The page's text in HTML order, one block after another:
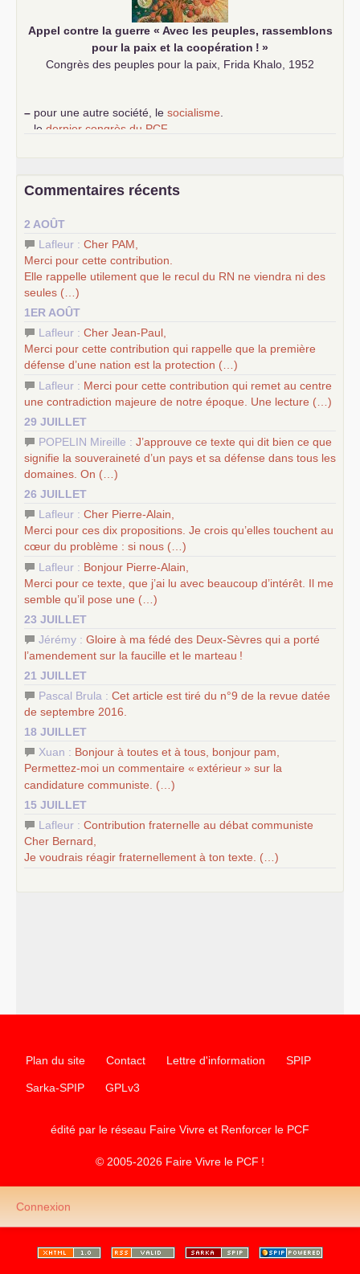
Appel contre la guerre « Avec les peuples, rassemblons
pour la paix et la coopération ! »
Congrès des peuples pour la paix, Frida Khalo, 1952
– pour une autre société, le socialisme
le dernier congrès du PCF
science sociale de notre temps
d’Europe
–lescinq chantiers pour contribuer au débat sur le projet
communiste
Commentaires récents
2 AOÛT
Lafleur : Cher PAM
Merci pour cette contribution.
Elle rappelle utilement que le recul du RN ne viendra ni des
seules (…)
1ER AOÛT
Lafleur : Cher Jean-Paul,
Merci pour cette contribution qui rappelle que la première
défense d’une nation est la protection (…)
Lafleur : Merci pour cette contribution qui remet au centre
une contradiction majeure de notre époque. Une lecture (…)
29 JUILLET
POPELIN Mireille : J’approuve ce texte qui dit bien ce que
signifie la souveraineté d’un pays et sa défense dans tous les
domaines. On (…)
26 JUILLET
Lafleur : Cher Pierre-Alain,
Merci pour ces dix propositions. Je crois qu’elles touchent au
cœur du problème : si nous (…)
Lafleur : Bonjour Pierre-Alain,
Merci pour ce texte, que j’ai lu avec beaucoup d’intérêt. Il me
semble qu’il pose une (…)
23 JUILLET
Jérémy : Gloire à ma fédé des Deux-Sèvres qui a porté
l’amendement sur la faucille et le marteau !
21 JUILLET
Pascal Brula : Cet article est tiré du n°9 de la revue datée
de septembre 2016.
18 JUILLET
Xuan : Bonjour à toutes et à tous, bonjour pam,
Permettez-moi un commentaire « extérieur» sur la
candidature communiste. (…)
15 JUILLET
Lafleur : Contribution fraternelle au débat communiste
Cher Bernard,
Je voudrais réagir fraternellement à ton texte. (…)
Plan du site Contact Lettre d'information SPIP
Sarka-SPIP GPLv3
édité par le réseau Faire Vivre et Renforcer le PCF
© 2005-2026 Faire Vivre le PCF !
Connexion